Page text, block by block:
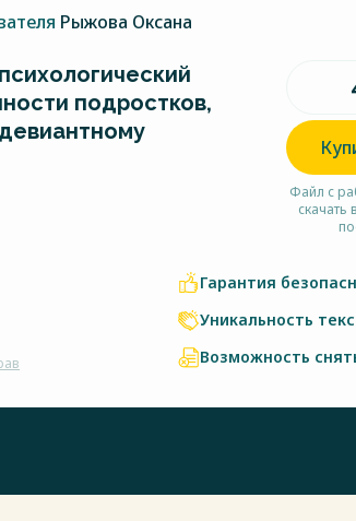
Рыжова Оксана
подростков,
Файл с
скачать
Гарантия
Уникальность
Возможность